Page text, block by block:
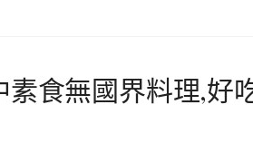
食無國界料理,好